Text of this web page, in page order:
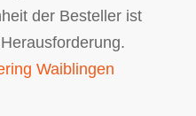
der Besteller ist
Waiblingen